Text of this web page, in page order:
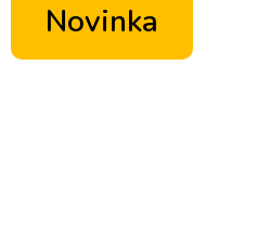
Novinka